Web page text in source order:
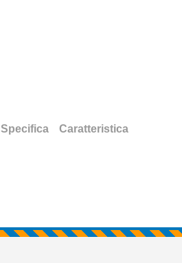
Specifica Caratteristica